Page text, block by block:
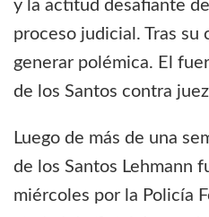
y la actitud desafiante
proceso judicial. Tras su
generar polémica. El
de los Santos contra
Luego de más de una
de los Santos Lehmann
miércoles por la Policía